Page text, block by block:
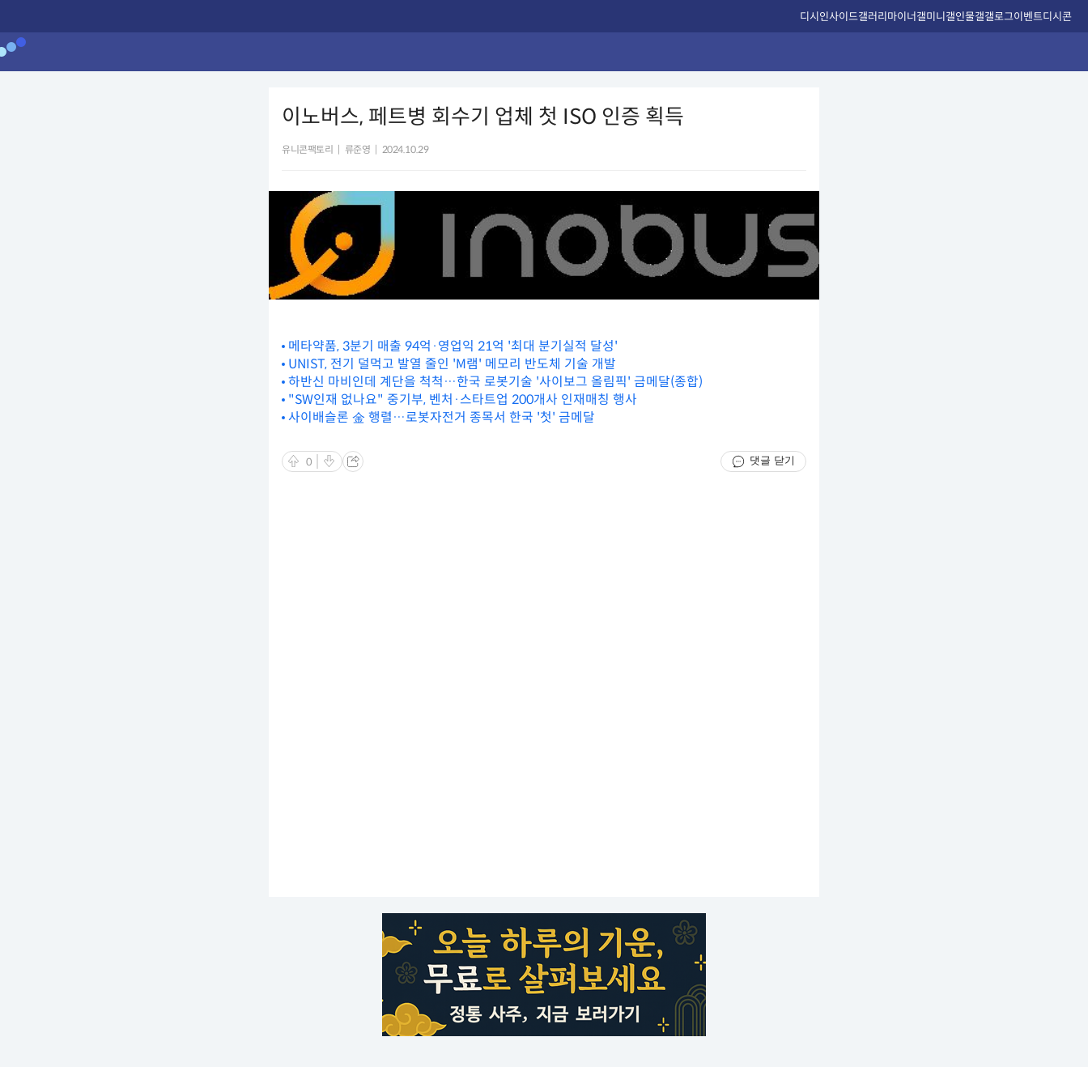
디시인사이드갤러리마이너갤미니갤인물갤갤로그이벤트디시콘
이노버스, 페트병 회수기 업체 첫 ISO 인증 획득
유니콘팩토리 류준영 2024.10.29
메타약품, 3분기 매출 94억·영업익 21억 '최대 분기실적 달성'
UNIST, 전기 덜먹고 발열 줄인 'M램' 메모리 반도체 기술 개발
하반신 마비인데 계단을 척척…한국 로봇기술 '사이보그 올림픽' 금메달(종합)
"SW인재 없나요" 중기부, 벤처·스타트업 200개사 인재매칭 행사
사이배슬론 金 행렬…로봇자전거 종목서 한국 '첫' 금메달
0 댓글 닫기